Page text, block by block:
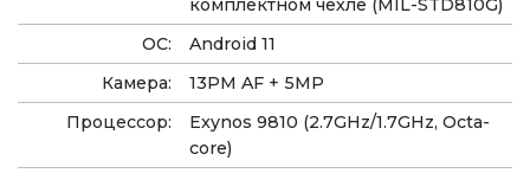
комплектном чехле (MIL-STD810G)
ОС:
Android 11
Камера:
13PM AF + 5MP
Процессор:
Exynos 9810 (2.7GHz/1.7GHz, Octa-
core)